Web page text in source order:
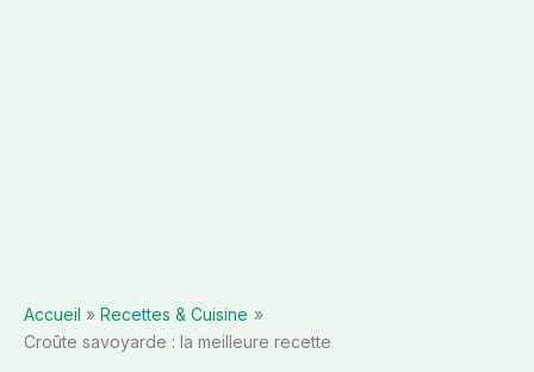
Accueil
Recettes & Cuisine
Croûte savoyarde : la meilleure recette